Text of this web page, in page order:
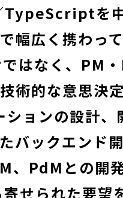
TypeScriptを
幅広く携わっ
はなく、PM
術的な意思決
ョンの設計、
ックエンド
、PdMとの開
せられた要望